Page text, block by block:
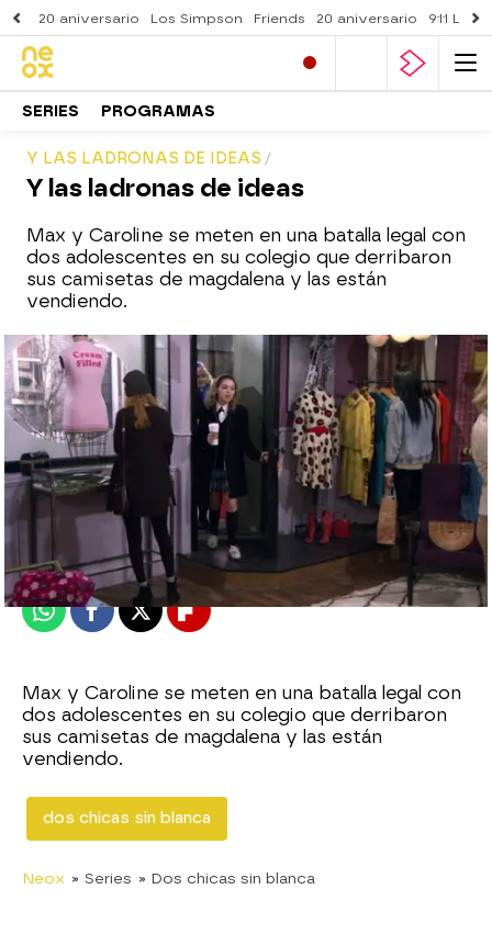
20 aniversario Los Simpson Friends 20 aniversario 911
SERIES PROGRAMAS
Y LAS LADRONAS DE IDEAS
Y las ladronas de ideas
Max y Caroline se meten en una batalla legal con
dos adolescentes en su colegio que derribaron
sus camisetas de magdalena y las están
vendiendo.
neox
Publicado:05 de noviembre de 2015, 11:01
WhatsappFacebook
X Flipboard
Max y Caroline se meten en una batalla legal con
dos adolescentes en su colegio que derribaron
sus camisetas de magdalena y las están
vendiendo.
dos chicas sin blanca
Neox » Series » Dos chicas sin blanca